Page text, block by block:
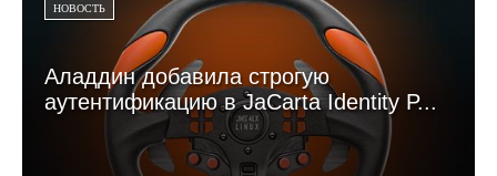
НОВОСТЬ
Аладдин добавила строгую
аутентификацию в JaCarta Identity P...